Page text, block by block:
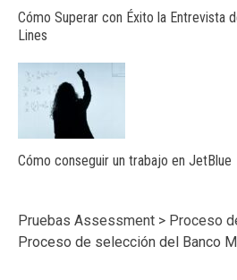
Cómo Superar con Éxito la Entrevista
Lines
Cómo conseguir un trabajo en JetBlue
Pruebas Assessment > Proceso
Proceso de selección del Banco